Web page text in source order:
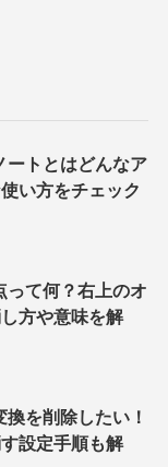
トとはどんなア
い方をチェック
て何？右上のオ
方や意味を解
を削除したい！
設定手順も解